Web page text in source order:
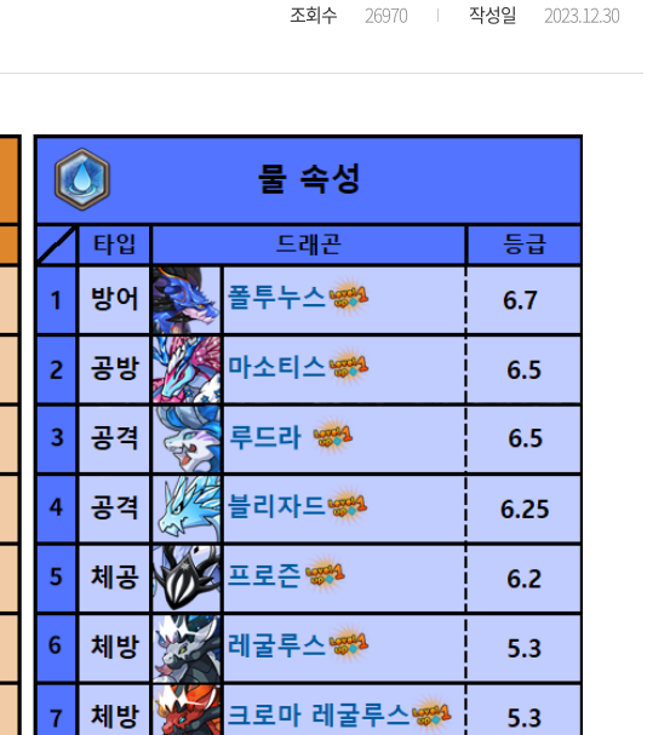
조회수
26970 작성일 2023.12.30